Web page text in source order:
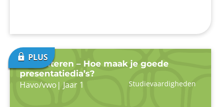
Presenteren – Hoe maak je goede
presentatiedia’s?
Havo/vwo| Jaar 1 Studievaardigheden